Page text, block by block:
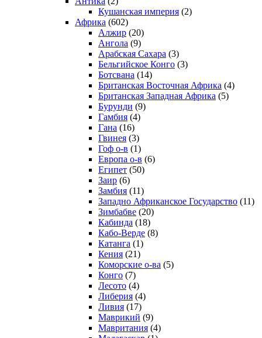
Кушанская империя (2)
Африка (602)
Алжир (20)
Ангола (9)
Арабская Сахара (3)
Бельгийское Конго (3)
Ботсвана (14)
Британская Восточная Африка (4)
Британская Западная Африка (5)
Бурунди (9)
Гамбия (4)
Гана (16)
Гвинея (3)
Гоф о-в (1)
Европа о-в (6)
Египет (50)
Заир (6)
Замбия (11)
Западно Африканское Государство (11)
Зимбабве (20)
Кабинда (18)
Кабо-Верде (8)
Катанга (1)
Кения (21)
Коморcкие о-ва (5)
Конго (7)
Лесото (4)
Либерия (4)
Ливия (17)
Маврикий (9)
Мавритания (4)